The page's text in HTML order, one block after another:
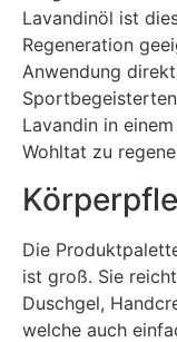
Lavandinöl ist
Regeneration
Anwendung
Lavandin in
Wohltat zu
Die
ist groß. Sie
Duschgel,
welche auch